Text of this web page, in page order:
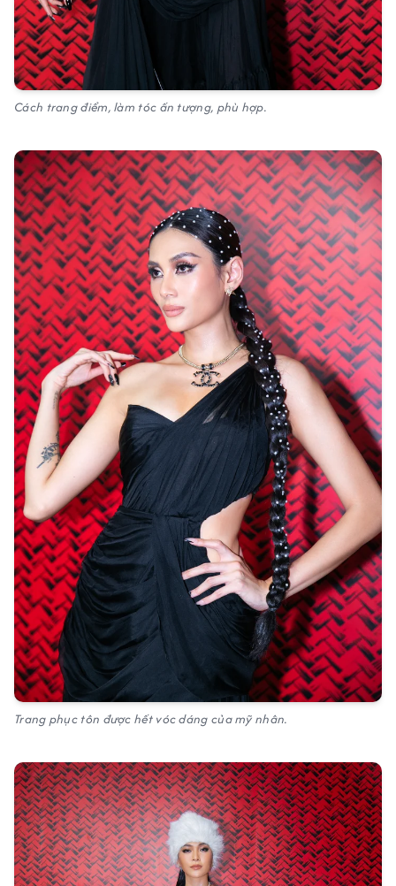
Cách trang điểm, làm tóc ấn tượng, phù hợp.
Trang phục tôn được hết vóc dáng của mỹ nhân.